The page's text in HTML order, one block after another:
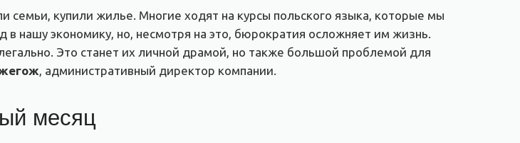
купили жилье. Многие ходят на курсы польского языка, которые мы
в нашу экономику, но, несмотря на это, бюрократия осложняет им жизнь.
Это станет их личной драмой, но также большой проблемой для
, административный директор компании.
месяц